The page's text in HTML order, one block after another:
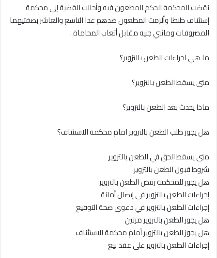
نقضت المحكمة الحكم المطعون فيه وأحالت القضية إلى محكمة
إستئناف طنطا وألزمت المطعون ضدهم عدا التاسع والعاشر بصفتيهما
المصروفات ومائتي جنيه مقابل أتعاب المحاماة .
ما هي اجراءات الطعن بالتزوير؟
متى يسقط الطعن بالتزوير؟
ماذا يحدث بعد الطعن بالتزوير؟
هل يجوز طلب الطعن بالتزوير امام محكمة الاستئناف؟
متى يسقط الحق في الطعن بالتزوير
شروط قبول الطعن بالتزوير
هل يجوز للمحكمة رفض الطعن بالتزوير
إجراءات الطعن بالتزوير في إيصال أمانة
إجراءات الطعن بالتزوير في دعوى صحة التوقيع
هل يجوز الطعن بالتزوير مرتين
هل يجوز الطعن بالتزوير أمام محكمة الاستئناف
إجراءات الطعن بالتزوير على عقد بيع